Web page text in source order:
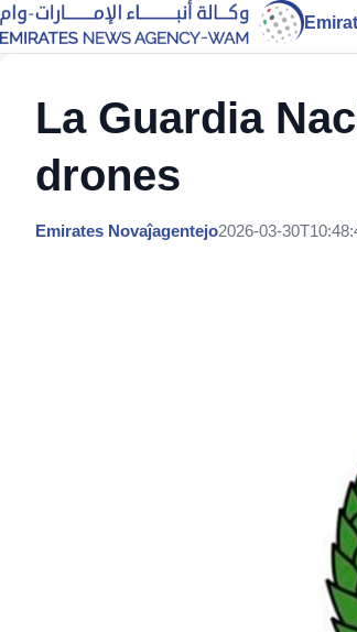
La Guardia
drones
Emirates Novaĵagentejo2026-03-